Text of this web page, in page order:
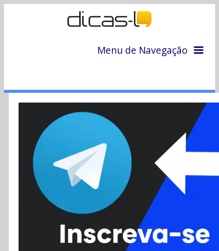
Menu de Navegação
Colunas
Colaboradores
Cursos